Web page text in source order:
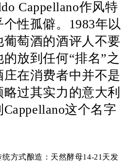
Cappellano作风特
性孤僻。1983年以
萄酒的酒评人不要
放到任何“排名”之
在消费者中并不是
过其实力的意大利
这个名字
方式酿造：天然酵母14-21天发